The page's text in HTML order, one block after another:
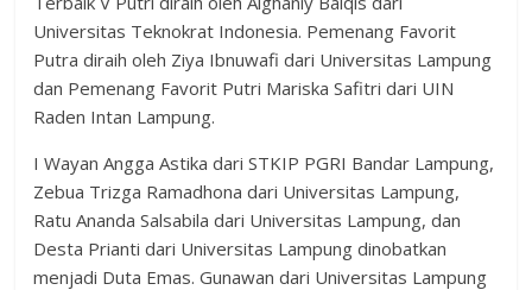
Universitas Teknokrat Indonesia. Pemenang Favorit
Putra diraih oleh Ziya Ibnuwafi dari Universitas Lampung
dan Pemenang Favorit Putri Mariska Safitri dari UIN
Raden Intan Lampung.
I Wayan Angga Astika dari STKIP PGRI Bandar Lampung,
Zebua Trizga Ramadhona dari Universitas Lampung,
Ratu Ananda Salsabila dari Universitas Lampung, dan
Desta Prianti dari Universitas Lampung dinobatkan
menjadi Duta Emas. Gunawan dari Universitas Lampung